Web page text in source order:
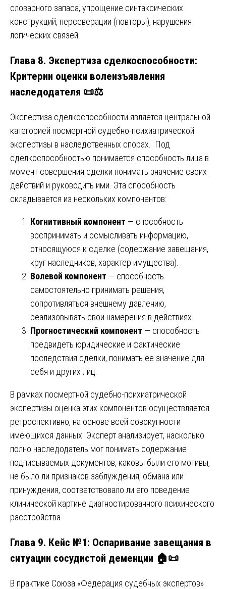
словарного запаса, упрощение синтаксических
конструкций, персеверации (повторы), нарушения
логических связей.
Глава 8. Экспертиза сделкоспособности:
Критерии оценки волеизъявления
наследодателя 📜⚖️
Экспертиза сделкоспособности является центральной
категорией посмертной судебно-психиатрической
экспертизы в наследственных спорах. Под
сделкоспособностью понимается способность лица в
момент совершения сделки понимать значение своих
действий и руководить ими. Эта способность
складывается из нескольких компонентов:
Когнитивный компонент — способность
воспринимать и осмысливать информацию,
относящуюся к сделке (содержание завещания,
круг наследников, характер имущества).
Волевой компонент — способность
самостоятельно принимать решения,
сопротивляться внешнему давлению,
реализовывать свои намерения в действиях.
Прогностический компонент — способность
предвидеть юридические и фактические
последствия сделки, понимать ее значение для
себя и других лиц.
В рамках посмертной судебно-психиатрической
экспертизы оценка этих компонентов осуществляется
ретроспективно, на основе всей совокупности
имеющихся данных. Эксперт анализирует, насколько
полно наследодатель мог понимать содержание
подписываемых документов, каковы были его мотивы,
не было ли признаков заблуждения, обмана или
принуждения, соответствовало ли его поведение
клинической картине диагностированного психического
расстройства.
Глава 9. Кейс №1: Оспаривание завещания в
ситуации сосудистой деменции 🏠📜
В практике Союза «Федерация судебных экспертов»